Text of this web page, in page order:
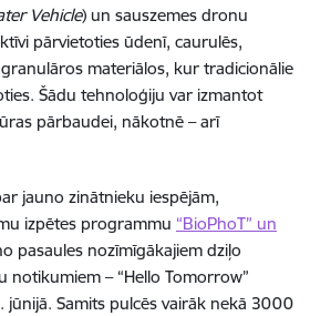
Vehicle) un sauszemes dronu
pārvietoties ūdenī, caurulēs,
materiālos, kur tradicionālie
Šādu tehnoloģiju var izmantot
pārbaudei, nākotnē – arī
jauno zinātnieku iespējām,
izpētes programmu “BioPhoT” un
pasaules nozīmīgākajiem dziļo
notikumiem – “Hello Tomorrow”
jūnijā. Samits pulcēs vairāk nekā 3000